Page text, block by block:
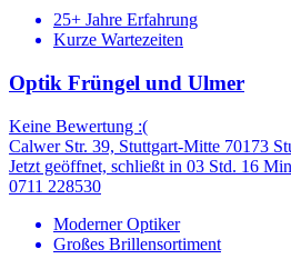
25+ Jahre Erfahrung
Kurze Wartezeiten
Optik Früngel und Ulmer
Keine Bewertung :(
Calwer Str. 39, Stuttgart-Mitte 70173
Jetzt geöffnet, schließt in 03 Std. 16
0711 228530
Moderner Optiker
Großes Brillensortiment